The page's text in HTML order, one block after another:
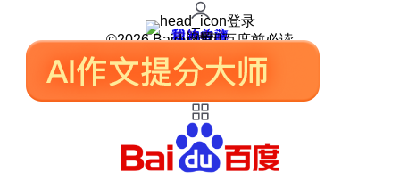
登录
我的关注
我的收藏
皮肤中心
用户反馈
设置
©2026 Baidu 使用百度前必读